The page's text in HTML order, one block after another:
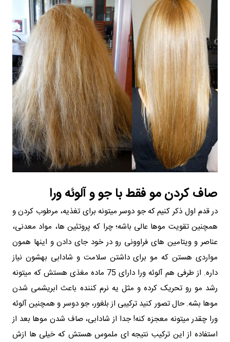
صاف کردن مو فقط با جو و آلوئه ورا
در قدم اول ذکر کنیم که جو دوسر میتونه برای تغذیه، مرطوب کردن و
همچنین تقویت موها عالی باشه؛ چرا که پروتئین ها، مواد معدنی،
عناصر و ویتامین های فراوونی رو در خود جای دادن و اینها همون
مواردی هستن که مو برای داشتن سلامت و شادابی بهشون نیاز
داره. از طرفی هم آلوئه ورا دارای 75 ماده مغذی هستش که میتونه
رشد مو رو تحریک کرده و مثل یه نرم کننده باعث ابریشمی شدن
موها بشه. حال تصور کنید ترکیبی از بلغور، جو دوسر و همچنین آلوئه
ورا چقدر میتونه معجزه کنه! جدا از شادابی، صاف شدن موها بعد از
استفاده از این ترکیب نتیجه ای ملموس هستش که خیلی ها ازش